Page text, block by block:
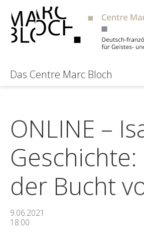
Das Centre Marc Bloch
ONLINE –
der Bucht
9.06.2021
18:00